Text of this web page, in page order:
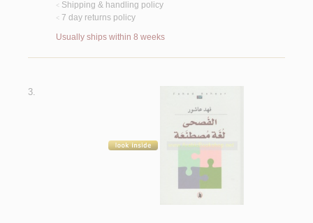
< Shipping & handling policy
< 7 day returns policy
Usually ships within 8 weeks
3.